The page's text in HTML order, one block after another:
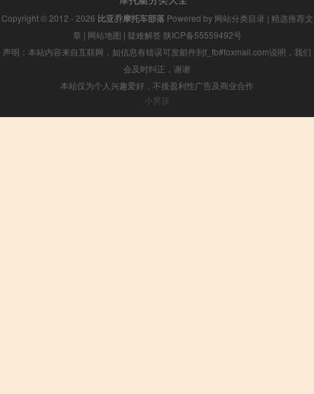
Copyright © 2012 - 2026 比亚乔摩托车部落Powered by 网站分类目录 | 精选推荐文
章 | 网站地图 | 疑难解答 陕ICP备55559492号
声明：本站内容来自互联网，如信息有错误可发邮件到f_fb#foxmail.com说明，我们
会及时纠正，谢谢
本站仅为个人兴趣爱好，不接盈利性广告及商业合作
小男孩